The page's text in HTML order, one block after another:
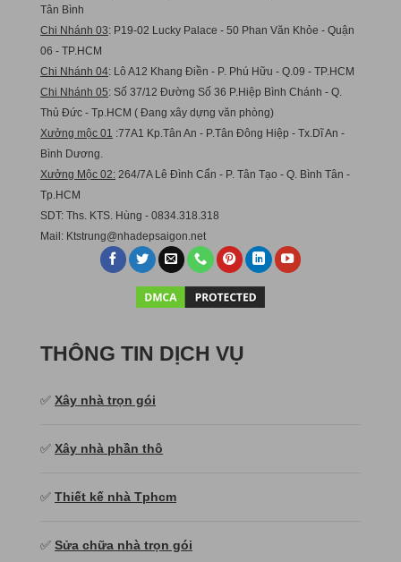
Tân Bình
Chi Nhánh 03: P19-02 Lucky Palace - 50 Phan Văn Khỏe - Quận
06 - TP.HCM
Chi Nhánh 04: Lô A12 Khang Điền - P. Phú Hữu - Q.09 - TP.HCM
Chi Nhánh 05: Số 37/12 Đường Số 36 P.Hiệp Bình Chánh - Q.
Thủ Đức - Tp.HCM ( Đang xây dựng văn phòng)
Xưởng mộc 01
:77A1 Kp.Tân An - P.Tân Đông Hiệp - Tx.Dĩ An -
Bình Dương.
Xưởng Mộc 02: 264/7A Lê Đình Cẩn - P. Tân Tạo - Q. Bình Tân -
Tp.HCM
SDT: Ths. KTS. Hùng - 0834.318.318
Mail: Ktstrung@nhadepsaigon.net
THÔNG TIN DỊCH VỤ
✅ Xây nhà trọn gói
✅ Xây nhà phần thô
✅ Thiết kế nhà Tphcm
✅ Sửa chữa nhà trọn gói